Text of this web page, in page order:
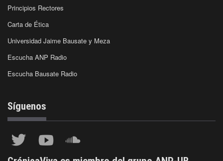
Principios Rectores
Carta de Ética
Universidad Jaime Bausate y Meza
Escucha ANP Radio
Escucha Bausate Radio
Síguenos